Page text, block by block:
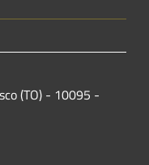
(TO) - 10095 -